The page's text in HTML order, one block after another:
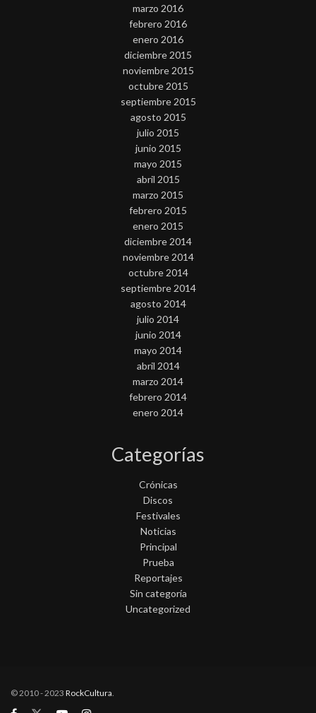
marzo 2016
febrero 2016
enero 2016
diciembre 2015
noviembre 2015
octubre 2015
septiembre 2015
agosto 2015
julio 2015
junio 2015
mayo 2015
abril 2015
marzo 2015
febrero 2015
enero 2015
diciembre 2014
noviembre 2014
octubre 2014
septiembre 2014
agosto 2014
julio 2014
junio 2014
mayo 2014
abril 2014
marzo 2014
febrero 2014
enero 2014
Categorías
Crónicas
Discos
Festivales
Noticias
Principal
Prueba
Reportajes
Sin categoría
Uncategorized
© 2010 - 2023 RockCultura.